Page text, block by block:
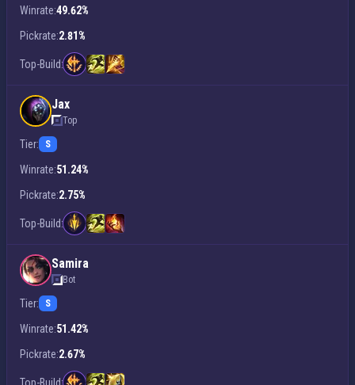
Winrate:49.62%
Pickrate:2.81%
Top-Build:
Jax
Top
Tier: S
Winrate:51.24%
Pickrate:2.75%
Top-Build:
Samira
Bot
Tier: S
Winrate:51.42%
Pickrate:2.67%